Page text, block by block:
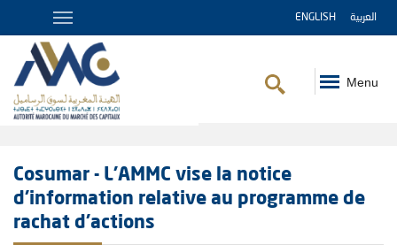
ENGLISH العربية
Menu
Cosumar - L’AMMC vise la notice
d’information relative au programme de
rachat d’actions